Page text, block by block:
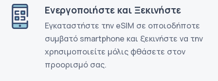
Ενεργοποιήστε και Ξεκινήστε
Εγκαταστήστε την eSIM σε οποιοδήποτε
συμβατό smartphone και ξεκινήστε να την
χρησιμοποιείτε μόλις φθάσετε στον
προορισμό σας.